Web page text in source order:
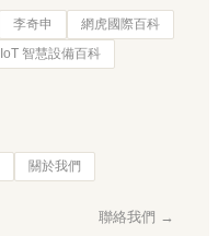
李奇申
網虎國際百科
IoT 智慧設備百科
關於我們
聯絡我們 →